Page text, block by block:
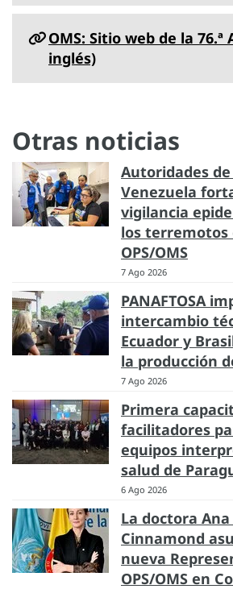
OMS: Sitio web de la 76.ª
inglés)
Otras noticias
Autoridades
Venezuela
vigilancia
los terremotos
OPS/OMS
7 Ago 2026
PANAFTOSA
intercambio
Ecuador y
la producción
7 Ago 2026
Primera
facilitadores
equipos
salud de
6 Ago 2026
La doctora
Cinnamond
nueva
OPS/OMS en